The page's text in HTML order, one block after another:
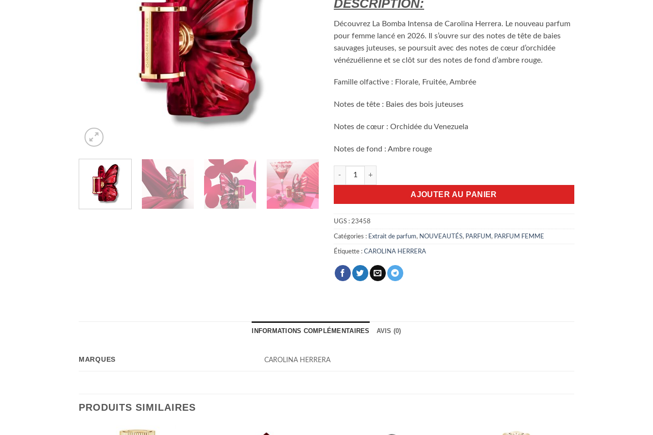
DESCRIPTION:
Découvrez La Bomba Intensa de Carolina Herrera. Le nouveau parfum
pour femme lancé en 2026. Il s’ouvre sur des notes de tête de baies
sauvages juteuses, se poursuit avec des notes de cœur d’orchidée
vénézuélienne et se clôt sur des notes de fond d’ambre rouge.
Famille olfactive : Florale, Fruitée, Ambrée
Notes de tête : Baies des bois juteuses
Notes de cœur : Orchidée du Venezuela
Notes de fond : Ambre rouge
quantité de La Bomba Intensa Carolina Herrera 80ml
AJOUTER AU PANIER
UGS : 23458
Catégories : Extrait de parfum, NOUVEAUTÉS, PARFUM, PARFUM FEMME
Étiquette : CAROLINA HERRERA
INFORMATIONS COMPLÉMENTAIRES AVIS (0)
MARQUES CAROLINA HERRERA
PRODUITS SIMILAIRES